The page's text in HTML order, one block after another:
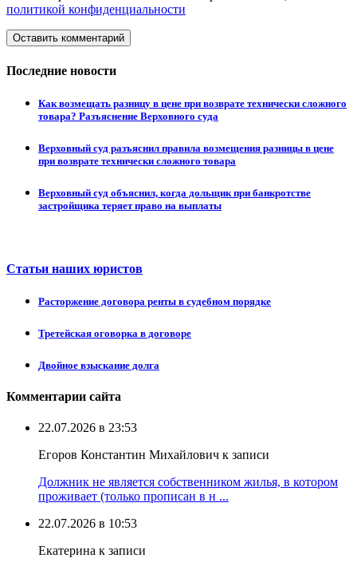
политикой конфиденциальности
Оставить комментарий
Последние новости
Как возмещать разницу в цене при возврате технически сложного
товара? Разъяснение Верховного суда
Верховный суд разъяснил правила возмещения разницы в цене
при возврате технически сложного товара
Верховный суд объяснил, когда дольщик при банкротстве
застройщика теряет право на выплаты
Статьи наших юристов
Расторжение договора ренты в судебном порядке
Третейская оговорка в договоре
Двойное взыскание долга
Комментарии сайта
22.07.2026 в 23:53
Егоров Константин Михайлович к записи
Должник не является собственником жилья, в котором
проживает (только прописан в н ...
22.07.2026 в 10:53
Екатерина к записи